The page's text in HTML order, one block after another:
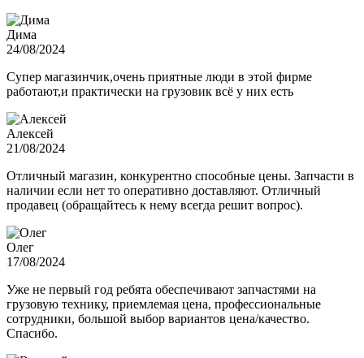
Дима
24/08/2024
Супер магазинчик,очень приятные люди в этой фирме
работают,и практически на грузовик всё у них есть
Алексей
21/08/2024
Отличный магазин, конкурентно способные цены. Запчасти в
наличии если нет то оперативно доставляют. Отличный
продавец (обращайтесь к нему всегда решит вопрос).
Олег
17/08/2024
Уже не первый год ребята обеспечивают запчастями на
грузовую технику, приемлемая цена, профессиональные
сотрудники, большой выбор вариантов цена/качество.
Спасибо.